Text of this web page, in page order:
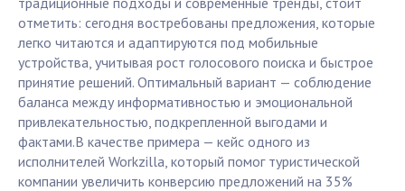
отметить: сегодня востребованы предложения, которые
легко читаются и адаптируются под мобильные
устройства, учитывая рост голосового поиска и быстрое
принятие решений. Оптимальный вариант — соблюдение
баланса между информативностью и эмоциональной
привлекательностью, подкрепленной выгодами и
фактами.В качестве примера — кейс одного из
исполнителей Workzilla, который помог туристической
компании увеличить конверсию предложений на 35%